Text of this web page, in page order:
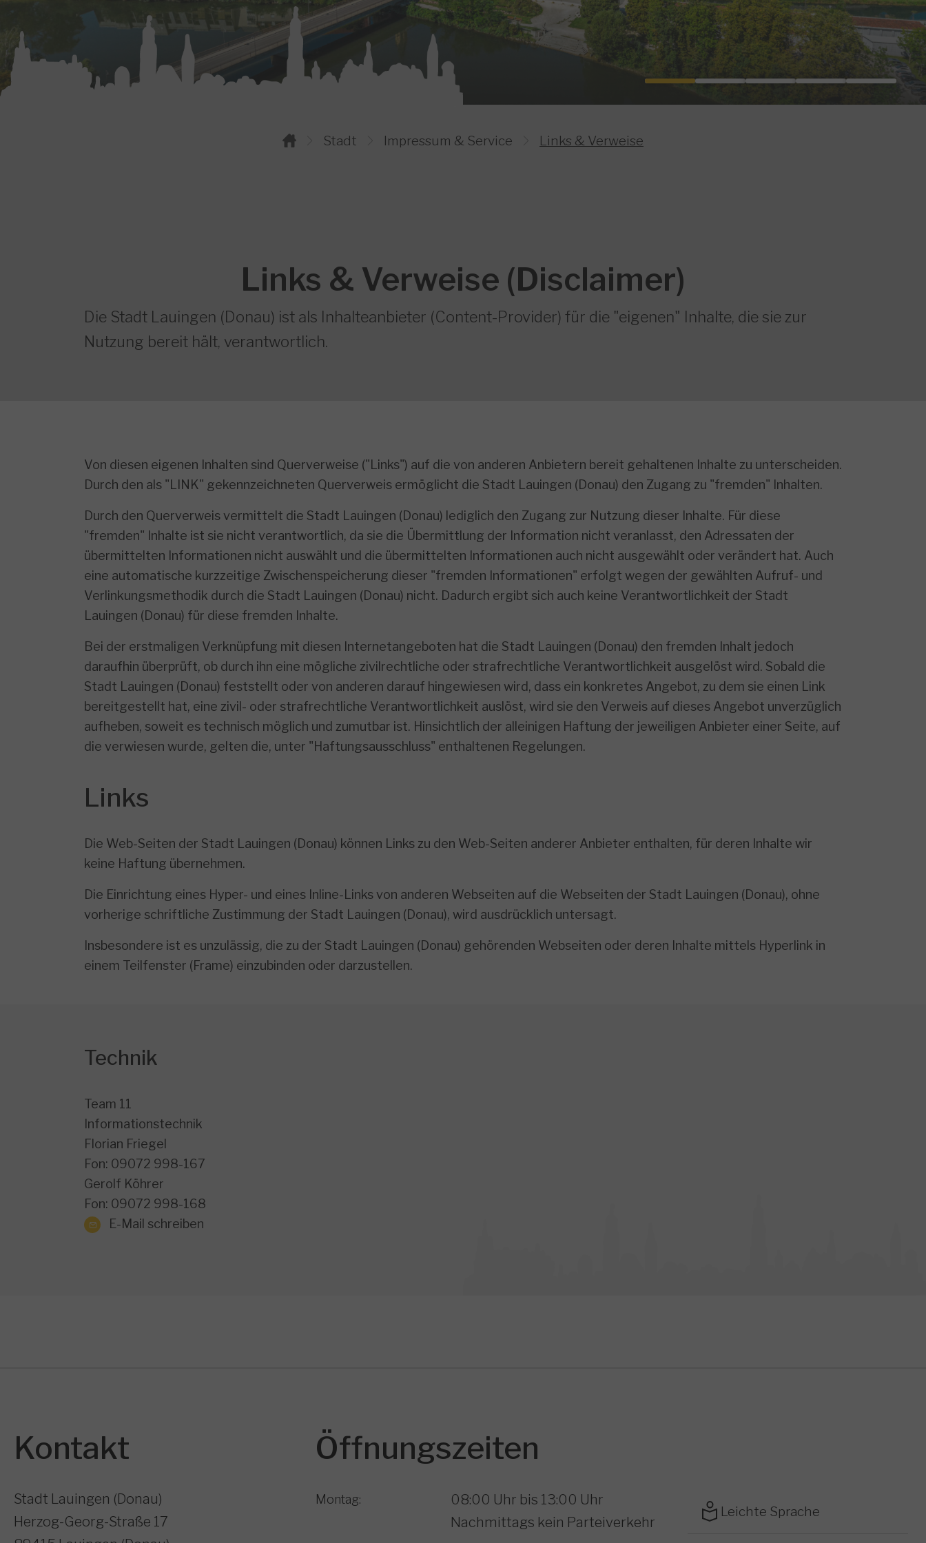
Stadt Impressum & Service Links & Verweise
Links & Verweise (Disclaimer)
Die Stadt Lauingen (Donau) ist als Inhalteanbieter (Content-Provider) für die "eigenen" Inhalte, die sie zur
Nutzung bereit hält, verantwortlich.
Von diesen eigenen Inhalten sind Querverweise ("Links") auf die von anderen Anbietern bereit gehaltenen Inhalte zu unterscheiden.
Durch den als "LINK" gekennzeichneten Querverweis ermöglicht die Stadt Lauingen (Donau) den Zugang zu "fremden" Inhalten.
Durch den Querverweis vermittelt die Stadt Lauingen (Donau) lediglich den Zugang zur Nutzung dieser Inhalte. Für diese
"fremden" Inhalte ist sie nicht verantwortlich, da sie die Übermittlung der Information nicht veranlasst, den Adressaten der
übermittelten Informationen nicht auswählt und die übermittelten Informationen auch nicht ausgewählt oder verändert hat. Auch
eine automatische kurzzeitige Zwischenspeicherung dieser "fremden Informationen" erfolgt wegen der gewählten Aufruf- und
Verlinkungsmethodik durch die Stadt Lauingen (Donau) nicht. Dadurch ergibt sich auch keine Verantwortlichkeit der Stadt
Lauingen (Donau) für diese fremden Inhalte.
Bei der erstmaligen Verknüpfung mit diesen Internetangeboten hat die Stadt Lauingen (Donau) den fremden Inhalt jedoch
daraufhin überprüft, ob durch ihn eine mögliche zivilrechtliche oder strafrechtliche Verantwortlichkeit ausgelöst wird. Sobald die
Stadt Lauingen (Donau) feststellt oder von anderen darauf hingewiesen wird, dass ein konkretes Angebot, zu dem sie einen Link
bereitgestellt hat, eine zivil- oder strafrechtliche Verantwortlichkeit auslöst, wird sie den Verweis auf dieses Angebot unverzüglich
aufheben, soweit es technisch möglich und zumutbar ist. Hinsichtlich der alleinigen Haftung der jeweiligen Anbieter einer Seite, auf
die verwiesen wurde, gelten die, unter "Haftungsausschluss" enthaltenen Regelungen.
Links
Die Web-Seiten der Stadt Lauingen (Donau) können Links zu den Web-Seiten anderer Anbieter enthalten, für deren Inhalte wir
keine Haftung übernehmen.
Die Einrichtung eines Hyper- und eines Inline-Links von anderen Webseiten auf die Webseiten der Stadt Lauingen (Donau), ohne
vorherige schriftliche Zustimmung der Stadt Lauingen (Donau), wird ausdrücklich untersagt.
Insbesondere ist es unzulässig, die zu der Stadt Lauingen (Donau) gehörenden Webseiten oder deren Inhalte mittels Hyperlink in
einem Teilfenster (Frame) einzubinden oder darzustellen.
Technik
Team 11
Informationstechnik
Florian Friegel
Fon: 09072 998-167
Gerolf Köhrer
Fon: 09072 998-168
E-Mail schreiben
Kontakt
Stadt Lauingen (Donau)
Herzog-Georg-Straße 17
Öffnungszeiten
Montag:
08:00 Uhr bis 13:00 Uhr
Nachmittags kein Parteiverkehr
Leichte Sprache